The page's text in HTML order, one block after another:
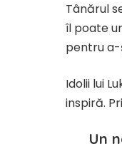
Tânărul
îl poate
pentru
Idolii lui
inspiră.
Un